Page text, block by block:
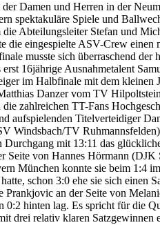
Damen und Herren in der
spektakuläre Spiele und
Abteilungsleiter Stefan und
die eingespielte ASV-Crew
musste sich überraschend
16jährige Ausnahmetalent
im Halbfinale mit dem
Danzer vom TV
zahlreichen TT-Fans
aufspielenden Titelverteidiger
Windsbach/TV
Durchgang mit 13:11 das
Seite von Hannes Hörmann
München konnte sie beim
schon 3:0 ehe sie sich einen
an der Seite von
hinten lag. Es spricht für die
drei relativ klaren Satzgewinnen